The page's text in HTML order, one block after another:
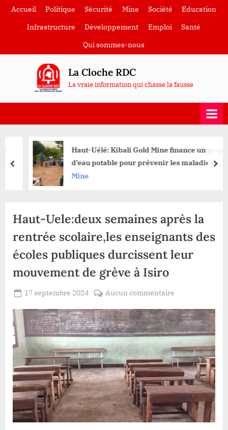
SkipAccueil Politique Sécurité Mine Société
Education
Infrastructure
Développement Emploi
Santé
Qui sommes-nous
La Cloche RDC
La vraie information qui chasse la fausse
Haut-Uélé: Kibali Gold Mine finance un projet
d’eau potable pour prévenir les maladies à
Nzopi
Mine
prev
Haut-Uele:deux semaines après la
rentrée scolaire,les enseignants des
écoles publiques durcissent leur
mouvement de grève à Isiro
Posted
17 septembre 2024
ROMEO
Aucun commentaire
Uele:deux
semaines
après
la
rentrée
scolaire,les
enseignants
des
écoles
publiques